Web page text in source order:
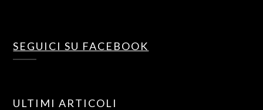
SEGUICI SU FACEBOOK
ULTIMI ARTICOLI